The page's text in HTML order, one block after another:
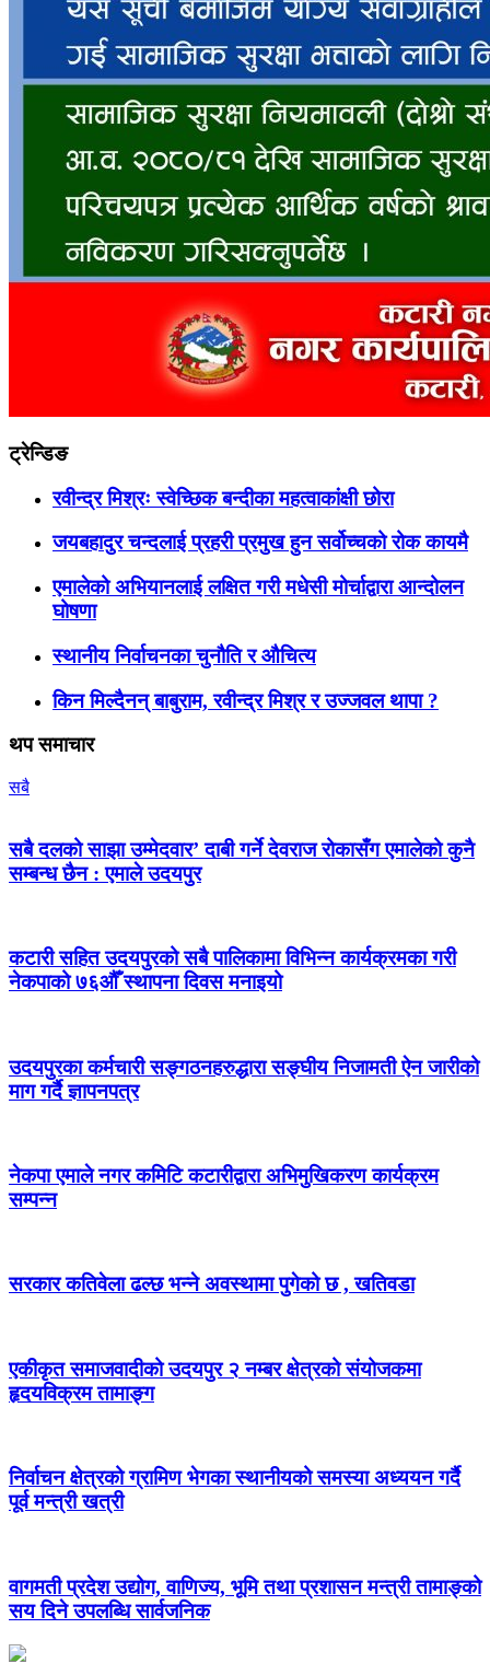
ट्रेन्डिङ
रवीन्द्र मिश्रः स्वेच्छिक बन्दीका महत्वाकांक्षी छोरा
जयबहादुर चन्दलाई प्रहरी प्रमुख हुन सर्वोच्चको रोक कायमै
एमालेको अभियानलाई लक्षित गरी मधेसी मोर्चाद्वारा आन्दोलन
घोषणा
स्थानीय निर्वाचनका चुनौति र औचित्य
किन मिल्दैनन् बाबुराम, रवीन्द्र मिश्र र उज्जवल थापा ?
थप समाचार
सबै
सबै दलको साझा उम्मेदवार’ दाबी गर्ने देवराज रोकासँग एमालेको कुनै
सम्बन्ध छैन : एमाले उदयपुर
कटारी सहित उदयपुरको सबै पालिकामा विभिन्न कार्यक्रमका गरी
नेकपाको ७६औँ स्थापना दिवस मनाइयो
उदयपुरका कर्मचारी सङ्गठनहरुद्धारा सङ्घीय निजामती ऐन जारीको
माग गर्दै ज्ञापनपत्र
नेकपा एमाले नगर कमिटि कटारीद्वारा अभिमुखिकरण कार्यक्रम
सम्पन्न
सरकार कतिवेला ढल्छ भन्ने अवस्थामा पुगेको छ , खतिवडा
एकीकृत समाजवादीको उदयपुर २ नम्बर क्षेत्रको संयोजकमा
हृदयविक्रम तामाङ्ग
निर्वाचन क्षेत्रको ग्रामिण भेगका स्थानीयको समस्या अध्ययन गर्दै
पूर्व मन्त्री खत्री
वागमती प्रदेश उद्योग, वाणिज्य, भूमि तथा प्रशासन मन्त्री तामाङ्को
सय दिने उपलब्धि सार्वजनिक